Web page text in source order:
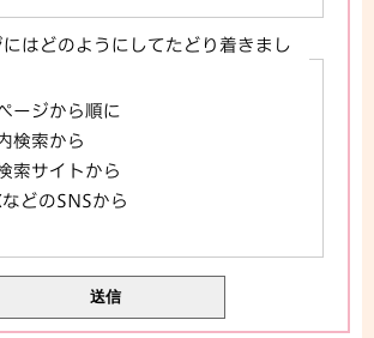
にはどのようにしてたどり着きまし
ージから順に
検索から
索サイトから
どのSNSから